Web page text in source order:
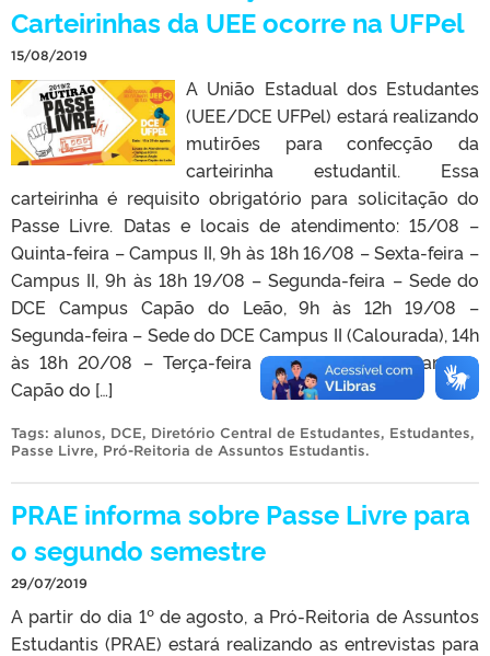
Carteirinhas da UEE ocorre na UFPel
15/08/2019
A União Estadual dos Estudantes
(UEE/DCE UFPel) estará realizando
mutirões para confecção da
carteirinha estudantil. Essa
carteirinha é requisito obrigatório para solicitação do
Passe Livre. Datas e locais de atendimento: 15/08 –
Quinta-feira – Campus II, 9h às 18h 16/08 – Sexta-feira –
Campus II, 9h às 18h 19/08 – Segunda-feira – Sede do
DCE Campus Capão do Leão, 9h às 12h 19/08 –
Segunda-feira – Sede do DCE Campus II (Calourada), 14h
às 18h 20/08 – Terça-feira – Sede do DCE Campus
Capão do […]
Tags: alunos, DCE, Diretório Central de Estudantes, Estudantes,
Passe Livre, Pró-Reitoria de Assuntos Estudantis.
PRAE informa sobre Passe Livre para
o segundo semestre
29/07/2019
A partir do dia 1º de agosto, a Pró-Reitoria de Assuntos
Estudantis (PRAE) estará realizando as entrevistas para